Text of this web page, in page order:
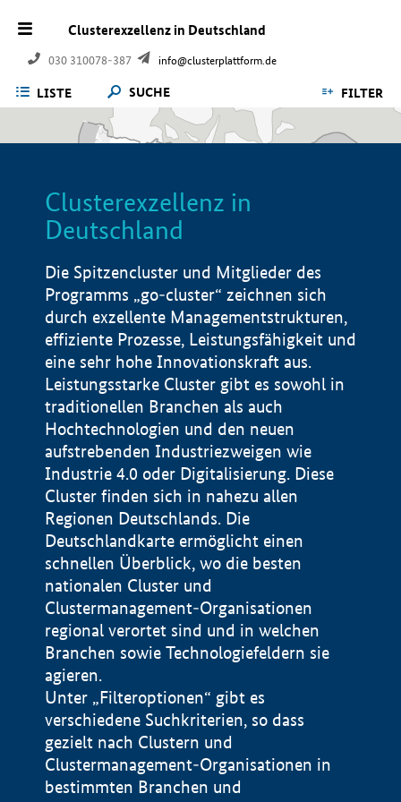
Clusterexzellenz in Deutschland
030 310078-387 info@clusterplattform.de
LISTE SUCHE FILTER
Clusterexzellenz in
Deutschland
Die Spitzencluster und Mitglieder des
Programms „go-cluster“ zeichnen sich
durch exzellente Managementstrukturen,
effiziente Prozesse, Leistungsfähigkeit und
eine sehr hohe Innovationskraft aus.
Leistungsstarke Cluster gibt es sowohl in
traditionellen Branchen als auch
Hochtechnologien und den neuen
aufstrebenden Industriezweigen wie
Industrie 4.0 oder Digitalisierung. Diese
Cluster finden sich in nahezu allen
Regionen Deutschlands. Die
Deutschlandkarte ermöglicht einen
schnellen Überblick, wo die besten
nationalen Cluster und
Clustermanagement-Organisationen
regional verortet sind und in welchen
Branchen sowie Technologiefeldern sie
agieren.
Unter „Filteroptionen“ gibt es
verschiedene Suchkriterien, so dass
gezielt nach Clustern und
Clustermanagement-Organisationen in
bestimmten Branchen und
Impressum
Datenschutzerklärung
BMWE, 2026 ©
100 km © Geobasis-DE / BKG 2015